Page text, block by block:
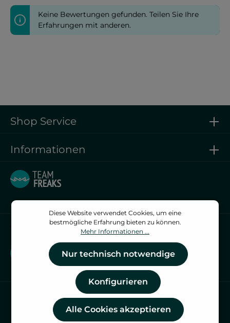
Keine Bewertungen gefunden. Teilen Sie Ihre
Erfahrungen mit anderen.
Vertrag widerrufen
Vertrag widerrufen
Shop Service
Informationen
Diese Website verwendet Cookies, um eine
bestmögliche Erfahrung bieten zu können.
Mehr Informationen ...
Nur technisch notwendige
Konfigurieren
Alle Cookies akzeptieren